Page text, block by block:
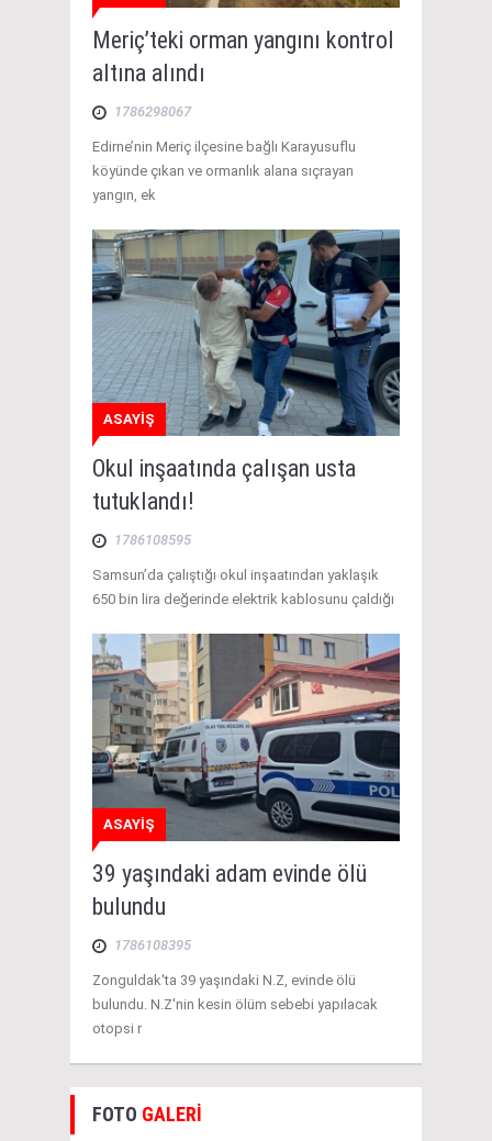
Meriç’teki orman yangını kontrol
altına alındı
1786298067
Edirne’nin Meriç ilçesine bağlı Karayusuflu
köyünde çıkan ve ormanlık alana sıçrayan
yangın, ek
ASAYİŞ
Okul inşaatında çalışan usta
tutuklandı!
1786108595
Samsun’da çalıştığı okul inşaatından yaklaşık
650 bin lira değerinde elektrik kablosunu çaldığı
ASAYİŞ
39 yaşındaki adam evinde ölü
bulundu
1786108395
Zonguldak'ta 39 yaşındaki N.Z, evinde ölü
bulundu. N.Z'nin kesin ölüm sebebi yapılacak
otopsi r
FOTO GALERİ